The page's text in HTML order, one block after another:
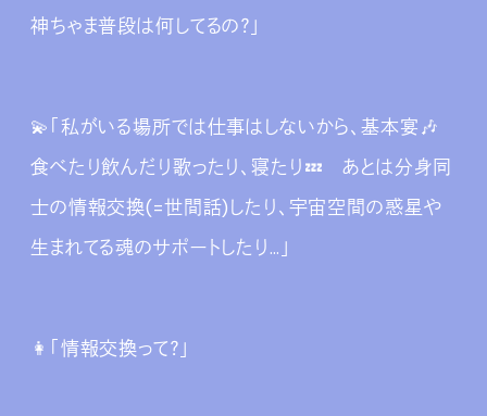
神ちゃま普段は何してるの？」
💫「私がいる場所では仕事はしないから、基本宴🎶
食べたり飲んだり歌ったり、寝たり💤 あとは分身同
士の情報交換(=世間話)したり、宇宙空間の惑星や
生まれてる魂のサポートしたり…」
👩‍「情報交換って？」